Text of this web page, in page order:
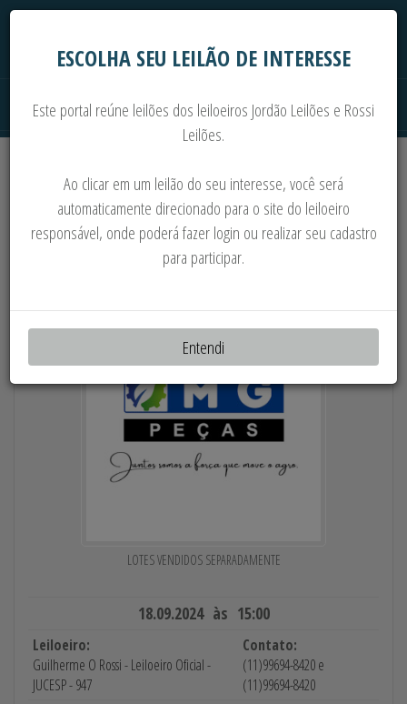
Imoveis Máquinas Sucata
PLANTADEIRAS, SEMEADEIRAS, RODAS,
LOTES VENDIDOS SEPARADAMENTE
18.09.2024 às 15:00
Leiloeiro:
Guilherme O Rossi - Leiloeiro Oficial -
JUCESP - 947
Contato:
(11)99694-8420 e
(11)99694-8420
ESCOLHA SEU LEILÃO DE INTERESSE
Este portal reúne leilões dos leiloeiros Jordão Leilões e Rossi
Leilões.
Ao clicar em um leilão do seu interesse, você será
automaticamente direcionado para o site do leiloeiro
responsável, onde poderá fazer login ou realizar seu cadastro
para participar.
Entendi